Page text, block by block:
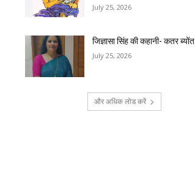
July 25, 2026
जिज्ञासा सिंह की कहानी- कतर ब्योंत
July 25, 2026
और अधिक लोड करें